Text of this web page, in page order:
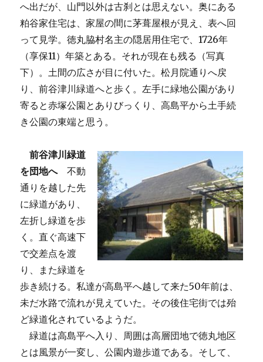
へ出だが、山門以外は古刹とは思えない。奥にある
粕谷家住宅は、家屋の間に茅葺屋根が見え、表へ回
って見学。徳丸脇村名主の隠居用住宅で、1726年
（享保11）年築とある。それが現在も残る（写真
下）。土間の広さが目に付いた。松月院通りへ戻
り、前谷津川緑道へと歩く。左手に緑地公園があり
寄ると赤塚公園とありびっくり、高島平から土手続
き公園の東端と思う。
前谷津川緑道
を団地へ不動
通りを越した先
に緑道があり、
左折し緑道を歩
く。直ぐ高速下
で交差点を渡
り、また緑道を
歩き続ける。私達が高島平へ越して来た50年前は、
未だ水路で流れが見えていた。その後住宅街では殆
ど緑道化されているようだ。
緑道は高島平へ入り、周囲は高層団地で徳丸地区
とは風景が一変し、公園内遊歩道である。そして、